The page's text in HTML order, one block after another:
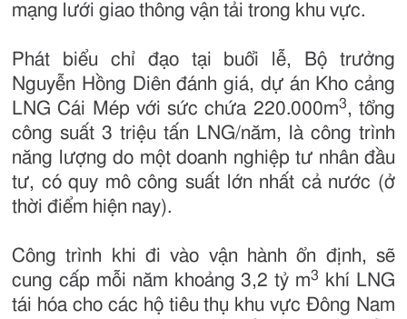
mạng lưới giao thông vận tải trong khu vực.
Phát biểu chỉ đạo tại buổi lễ, Bộ trưởng
Nguyễn Hồng Diên đánh giá, dự án Kho cảng
LNG Cái Mép với sức chứa 220.000m3, tổng
công suất 3 triệu tấn LNG/năm, là công trình
năng lượng do một doanh nghiệp tư nhân đầu
tư, có quy mô công suất lớn nhất cả nước (ở
thời điểm hiện nay).
Công trình khi đi vào vận hành ổn định, sẽ
cung cấp mỗi năm khoảng 3,2 tỷ m3
khí LNG
tái hóa cho các hộ tiêu thụ khu vực Đông Nam